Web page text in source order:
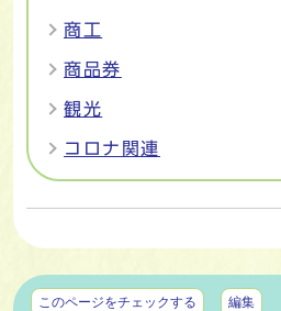
商工
商品券
観光
コロナ関連
マイページ
このページをチェックする 編集